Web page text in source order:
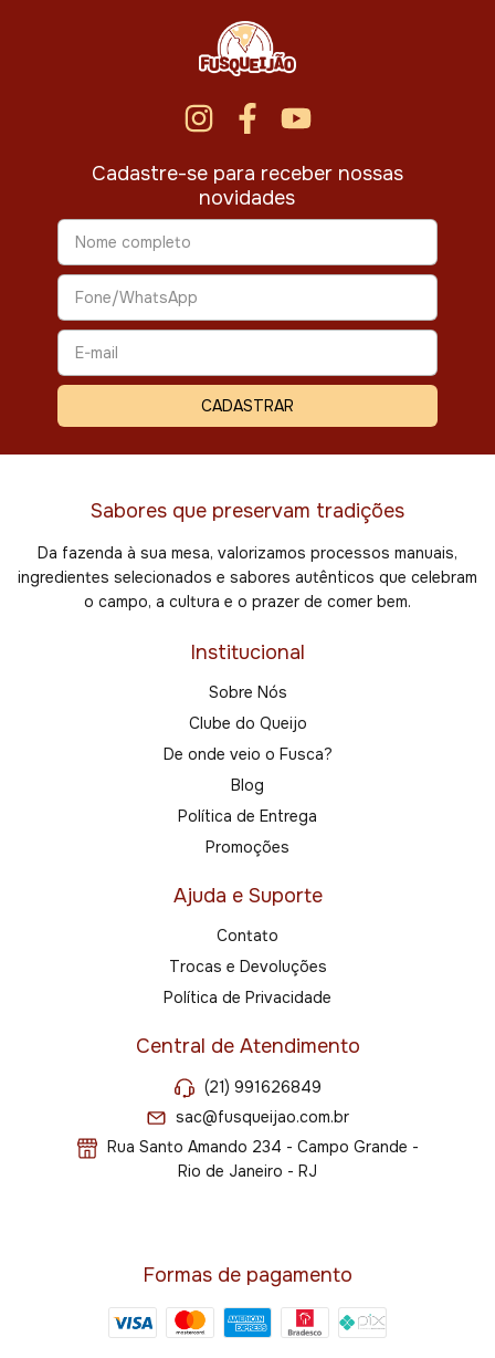
Cadastre-se para receber nossas
novidades
Sabores que preservam tradições
Da fazenda à sua mesa, valorizamos processos manuais,
ingredientes selecionados e sabores autênticos que celebram
o campo, a cultura e o prazer de comer bem.
Institucional
Sobre Nós
Clube do Queijo
De onde veio o Fusca?
Blog
Política de Entrega
Promoções
Ajuda e Suporte
Contato
Trocas e Devoluções
Política de Privacidade
Central de Atendimento
(21) 991626849
sac@fusqueijao.com.br
Rua Santo Amando 234 - Campo Grande -
Rio de Janeiro - RJ
Formas de pagamento